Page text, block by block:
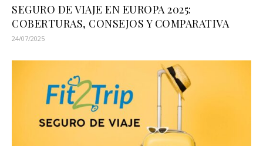
SEGURO DE VIAJE EN EUROPA 2025:
COBERTURAS, CONSEJOS Y COMPARATIVA
24/07/2025